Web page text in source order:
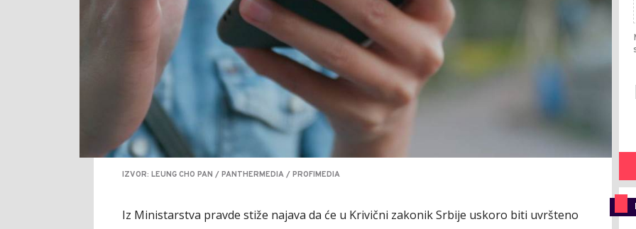
IZVOR: LEUNG CHO PAN / PANTHERMEDIA / PROFIMEDIA
Iz Ministarstva pravde stiže najava da će u Krivični zakonik Srbije uskoro biti uvršteno